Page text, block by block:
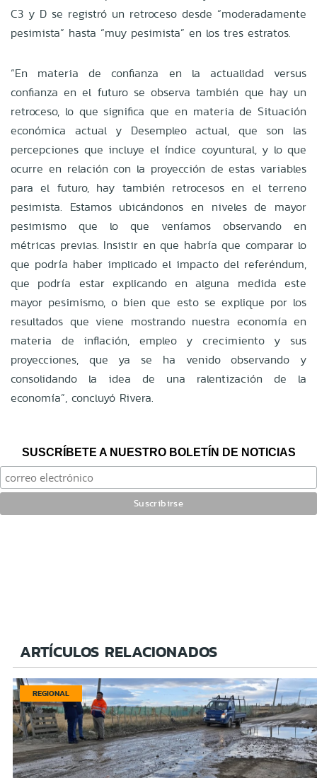
C3 y D se registró un retroceso desde “moderadamente
pesimista” hasta “muy pesimista” en los tres estratos.
“En materia de confianza en la actualidad versus
confianza en el futuro se observa también que hay un
retroceso, lo que significa que en materia de Situación
económica actual y Desempleo actual, que son las
percepciones que incluye el índice coyuntural, y lo que
ocurre en relación con la proyección de estas variables
para el futuro, hay también retrocesos en el terreno
pesimista. Estamos ubicándonos en niveles de mayor
pesimismo que lo que veníamos observando en
métricas previas. Insistir en que habría que comparar lo
que podría haber implicado el impacto del referéndum,
que podría estar explicando en alguna medida este
mayor pesimismo, o bien que esto se explique por los
resultados que viene mostrando nuestra economía en
materia de inflación, empleo y crecimiento y sus
proyecciones, que ya se ha venido observando y
consolidando la idea de una ralentización de la
economía”, concluyó Rivera.
SUSCRÍBETE A NUESTRO BOLETÍN DE NOTICIAS
ARTÍCULOS RELACIONADOS
REGIONAL